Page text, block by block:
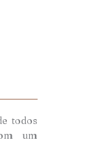
todos
um